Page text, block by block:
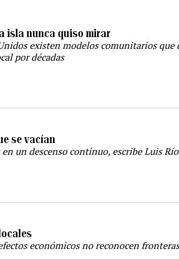
isla nunca quiso mirar
existen modelos comunitarios que
por décadas
se vacían
un descenso continuo, escribe Luis
económicos no reconocen